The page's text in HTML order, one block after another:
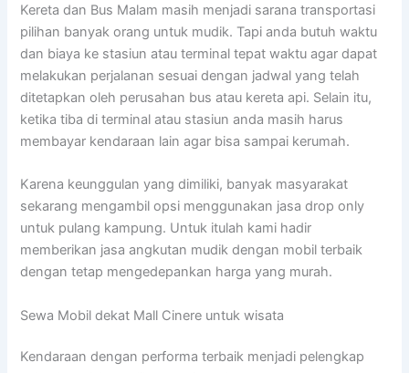
Kereta dan Bus Malam masih menjadi sarana transportasi
pilihan banyak orang untuk mudik. Tapi anda butuh waktu
dan biaya ke stasiun atau terminal tepat waktu agar dapat
melakukan perjalanan sesuai dengan jadwal yang telah
ditetapkan oleh perusahan bus atau kereta api. Selain itu,
ketika tiba di terminal atau stasiun anda masih harus
membayar kendaraan lain agar bisa sampai kerumah.
Karena keunggulan yang dimiliki, banyak masyarakat
sekarang mengambil opsi menggunakan jasa drop only
untuk pulang kampung. Untuk itulah kami hadir
memberikan jasa angkutan mudik dengan mobil terbaik
dengan tetap mengedepankan harga yang murah.
Sewa Mobil dekat Mall Cinere untuk wisata
Kendaraan dengan performa terbaik menjadi pelengkap